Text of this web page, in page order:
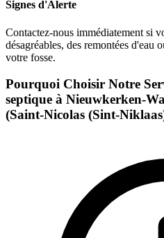
Signes d'Alerte
Contactez-nous immédiatement si
désagréables, des remontées d'eau
votre fosse.
Pourquoi Choisir Notre
septique à Nieuwkerken-
(Saint-Nicolas (Sint-